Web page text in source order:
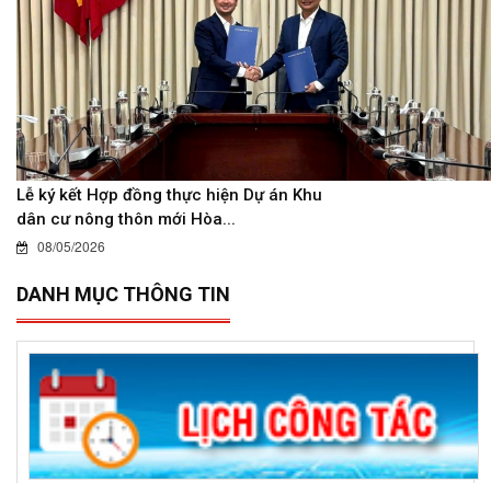
Lễ ký kết Hợp đồng thực hiện Dự án Khu
dân cư nông thôn mới Hòa...
08/05/2026
DANH MỤC THÔNG TIN